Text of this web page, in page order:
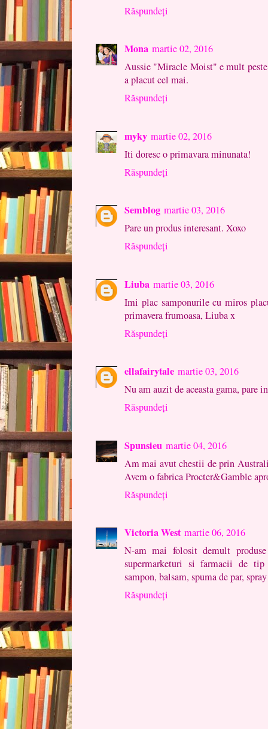
Răspundeți
Mona martie 02, 2016
Aussie "Miracle Moist" e mult
a placut cel mai.
Răspundeți
myky martie 02, 2016
Iti doresc o primavara minunata!
Răspundeți
Semblog martie 03, 2016
Pare un produs interesant. Xoxo
Răspundeți
Liuba martie 03, 2016
Imi plac samponurile cu miros
primavera frumoasa, Liuba x
Răspundeți
ellafairytale martie 03, 2016
Nu am auzit de aceasta gama, pare
Răspundeți
Spunsieu martie 04, 2016
Am mai avut chestii de prin
Avem o fabrica Procter&Gamble
Răspundeți
Victoria West martie 06, 2016
N-am mai folosit demult
supermarketuri si farmacii de
sampon, balsam, spuma de par,
Răspundeți